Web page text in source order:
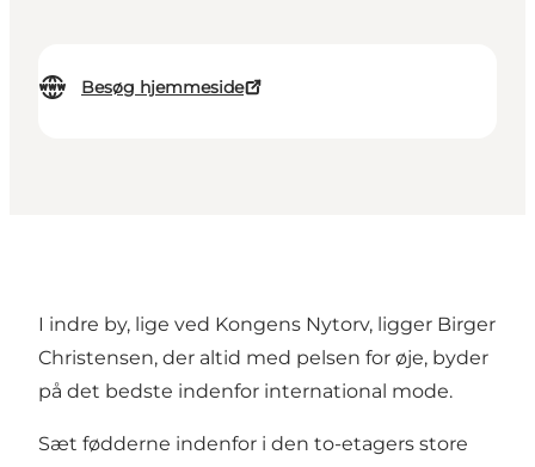
Besøg hjemmeside
I indre by, lige ved Kongens Nytorv, ligger Birger
Christensen, der altid med pelsen for øje, byder
på det bedste indenfor international mode.
Sæt fødderne indenfor i den to-etagers store